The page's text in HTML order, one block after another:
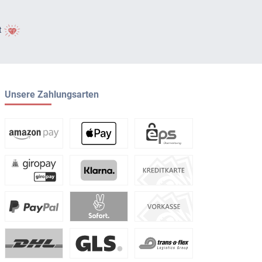
Unsere Zahlungsarten